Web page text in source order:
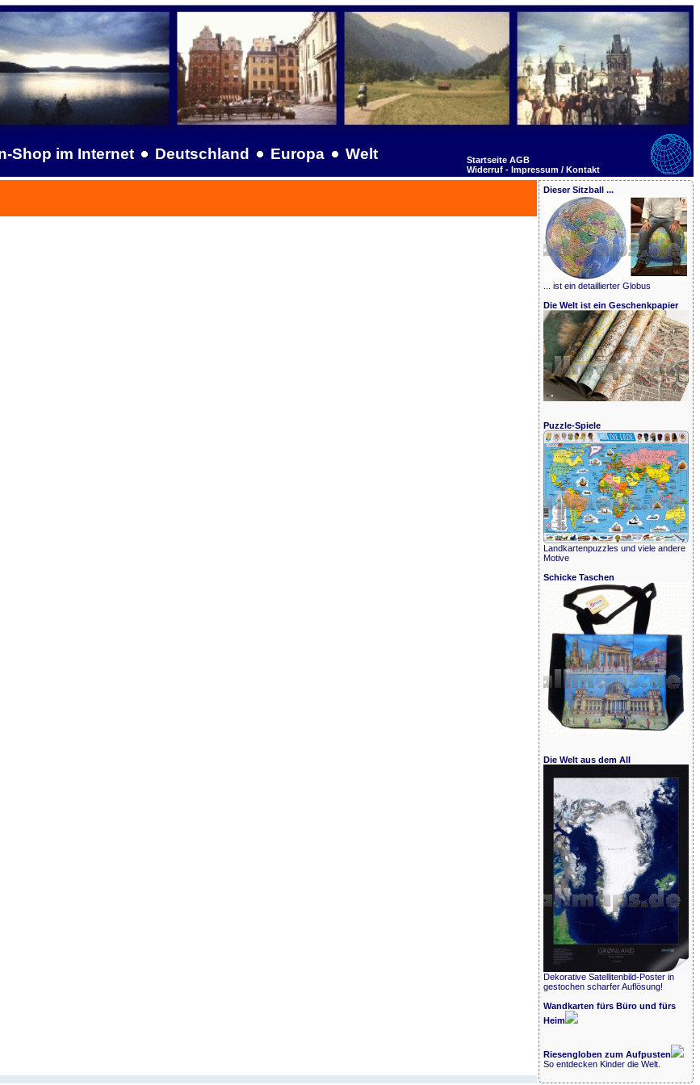
Shop im Internet Deutschland Europa Welt Startseite AGB
Widerruf - Impressum / Kontakt
Dieser Sitzball ...
... ist ein detaillierter Globus
Die Welt ist ein Geschenkpapier
Puzzle-Spiele
Landkartenpuzzles und viele andere
Motive
Schicke Taschen
Die Welt aus dem All
Dekorative Satellitenbild-Poster in
gestochen scharfer Auflösung!
Wandkarten fürs Büro und fürs
Heim
Riesengloben zum Aufpusten
So entdecken Kinder die Welt.